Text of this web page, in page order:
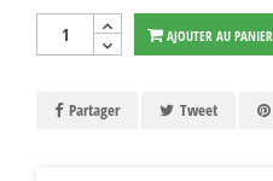
AJOUTER AU PANIER
Partager Tweet